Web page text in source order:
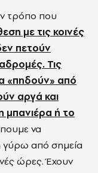
τρόπο που
με τις κοινές
πετούν
Τις
«πηδούν» από
αργά και
μπανιέρα ή το
να
γύρω από σημεία
ώρες. Έχουν